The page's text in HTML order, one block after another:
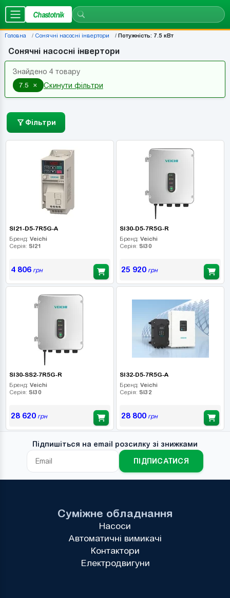
Chastotnik
Головна Сонячні насосні інвертори Потужність: 7.5 кВт
Сонячні насосні інвертори
Знайдено 4 товару
7.5
× Скинути фільтри
Фільтри
SI21-D5-7R5G-A
Бренд: Veichi
Серія: SI21
4 806грн
SI30-D5-7R5G-R
Бренд: Veichi
Серія: SI30
25 920грн
SI30-SS2-7R5G-R
Бренд: Veichi
Серія: SI30
28 620грн
SI32-D5-7R5G-A
Бренд: Veichi
Серія: SI32
28 800грн
Підпишіться на email розсилку зі знижками
ПІДПИСАТИСЯ
Суміжне обладнання
Насоси
Автоматичні вимикачі
Контактори
Електродвигуни